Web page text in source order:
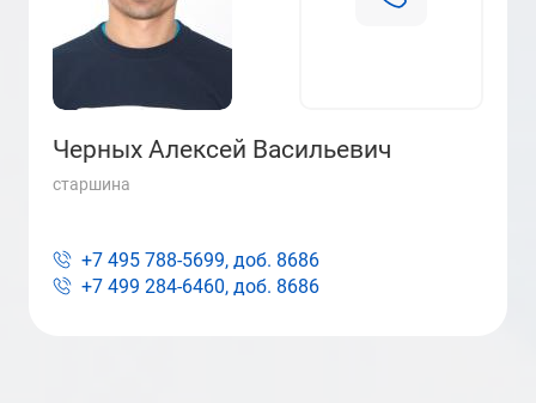
Черных Алексей Васильевич
старшина
+7 495 788-5699, доб. 8686
+7 499 284-6460, доб. 8686